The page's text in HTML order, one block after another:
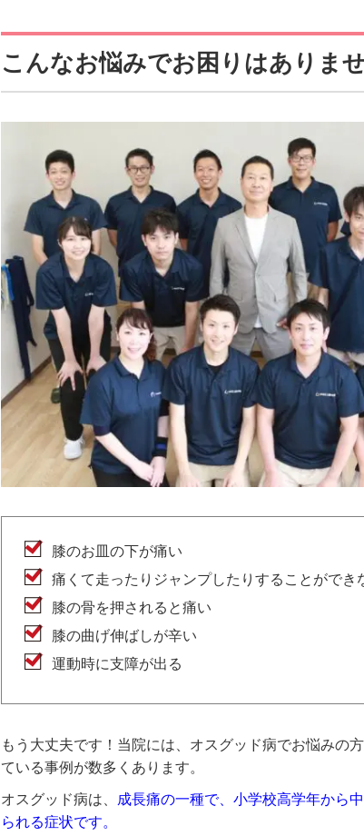
こんなお悩みでお困りはありま
膝のお皿の下が痛い
痛くて走ったりジャンプしたりすることができ
膝の骨を押されると痛い
膝の曲げ伸ばしが辛い
運動時に支障が出る
もう大丈夫です！当院には、オスグッド病でお悩みの
ている事例が数多くあります。
オスグッド病は、
成長痛の一種で、小学校高学年から
られる症状です。